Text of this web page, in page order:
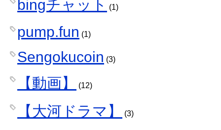
bingチャット (1)
pump.fun (1)
Sengokucoin (3)
【動画】 (12)
【大河ドラマ】 (3)